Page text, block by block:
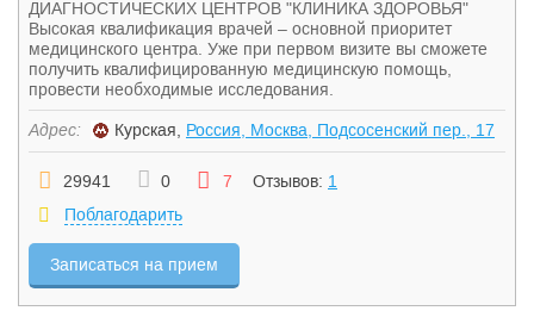
ДИАГНОСТИЧЕСКИХ ЦЕНТРОВ "КЛИНИКА ЗДОРОВЬЯ"
Высокая квалификация врачей – основной приоритет
медицинского центра. Уже при первом визите вы сможете
получить квалифицированную медицинскую помощь,
провести необходимые исследования.
Адрес: Курская, Россия, Москва, Подсосенский пер., 17
29941 0 7 Отзывов: 1
Поблагодарить
Записаться на прием